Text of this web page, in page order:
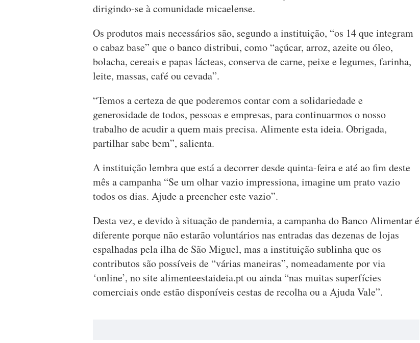
dirigindo-se à comunidade micaelense.
Os produtos mais necessários são, segundo a instituição, “os 14 que integram
o cabaz base” que o banco distribui, como “açúcar, arroz, azeite ou óleo,
bolacha, cereais e papas lácteas, conserva de carne, peixe e legumes, farinha,
leite, massas, café ou cevada”.
“Temos a certeza de que poderemos contar com a solidariedade e
generosidade de todos, pessoas e empresas, para continuarmos o nosso
trabalho de acudir a quem mais precisa. Alimente esta ideia. Obrigada,
partilhar sabe bem”, salienta.
A instituição lembra que está a decorrer desde quinta-feira e até ao fim deste
mês a campanha “Se um olhar vazio impressiona, imagine um prato vazio
todos os dias. Ajude a preencher este vazio”.
Desta vez, e devido à situação de pandemia, a campanha do Banco Alimentar é
diferente porque não estarão voluntários nas entradas das dezenas de lojas
espalhadas pela ilha de São Miguel, mas a instituição sublinha que os
contributos são possíveis de “várias maneiras”, nomeadamente por via
‘online’, no site alimenteestaideia.pt ou ainda “nas muitas superfícies
comerciais onde estão disponíveis cestas de recolha ou a Ajuda Vale”.